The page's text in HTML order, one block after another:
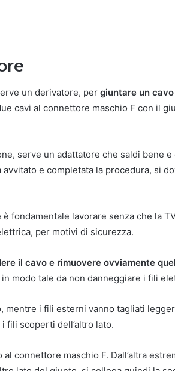
un derivatore, per giuntare un
cavi al connettore maschio F con il
serve un adattatore che saldi bene e
e completata la procedura, si
fondamentale lavorare senza che la
per motivi di sicurezza.
il cavo e rimuovere ovviamente
modo tale da non danneggiare i fili
mentre i fili esterni vanno tagliati
fili scoperti dell’altro lato.
connettore maschio F. Dall’altra